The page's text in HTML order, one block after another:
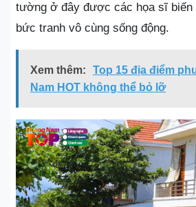
tường ở đây được các họa sĩ biến
bức tranh vô cùng sống động.
Xem thêm:
Top 15 địa điểm
Nam HOT không thể bỏ lỡ